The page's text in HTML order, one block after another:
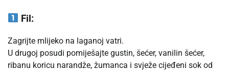
Fil:
Zagrijte mlijeko na laganoj vatri.
U drugoj posudi pomiješajte gustin, šećer, vanilin šećer,
ribanu koricu narandže, žumanca i svježe cijeđeni sok od